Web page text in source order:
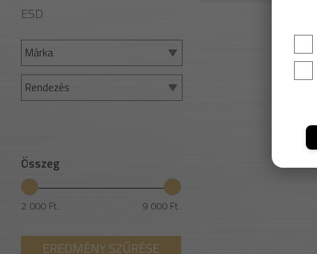
ESD
Márka
Rendezés
Összeg
2 000 Ft. 9 000 Ft.
EREDMÉNY SZŰRÉSE